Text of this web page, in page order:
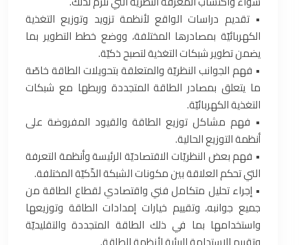
• تقديم دراسات الواقع لأنظمة تزويد وتوزيع التغذية
الكهربائيّة بمصادرها المختلفة، ووضع خطط التطوير بما
يضمن تطوير شبكات التغذية لتصبح ذكيّة.
• فهم الجوانب النظريّة والمتعلقة بتحويلات الطاقة خاصّة
ما يتعلق بمصادر الطاقة المتجددة وربطها مع شبكات
التغذية الكهربائيّة.
• فهم مشاكل توزيع الطاقة والقيود المفروضة على
أنظمة التوزيع الحالية.
• فهم بعض النظريّات الاقتصاديّة الرئيسة وأنظمة التعرفة
التي تحكم العلاقة بين مكونات الشبكة الذّكيّة المختلفة.
• إجراء تحليل متكامل فني واقتصادي لقطاع الطاقة من
جميع جوانبه، وتقييم خيارات إمدادات الطاقة وتوزيعها
واستخدامها بما في ذلك الطاقة المتجددة والتقليديّة